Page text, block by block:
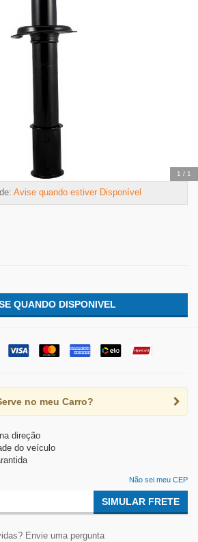
1 / 1
Avise quando estiver Disponível
QUANDO DISPONIVEL
no meu Carro?
direção
do veículo
Não sei meu CEP
SIMULAR FRETE
Envie uma pergunta